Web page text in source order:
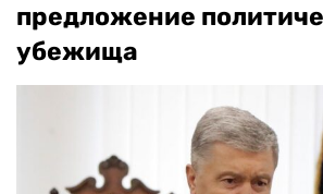
предложение
убежища